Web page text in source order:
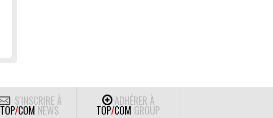
S'INSCRIRE À
TOP/COM NEWS
ADHÉRER À
TOP/COM GROUP